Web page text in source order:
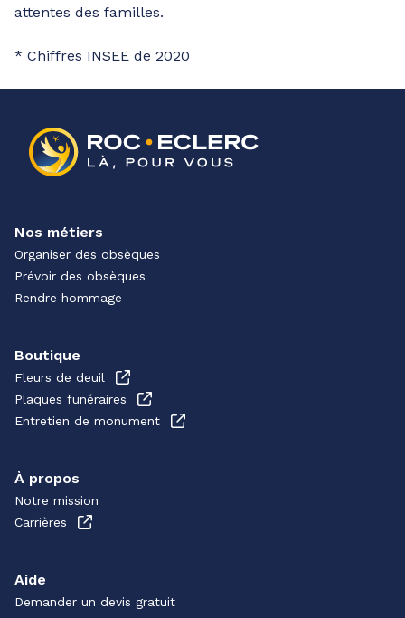
attentes des familles.
* Chiffres INSEE de 2020
Nos métiers
Organiser des obsèques
Prévoir des obsèques
Rendre hommage
Boutique
Fleurs de deuil
Plaques funéraires
Entretien de monument
À propos
Notre mission
Carrières
Aide
Demander un devis gratuit